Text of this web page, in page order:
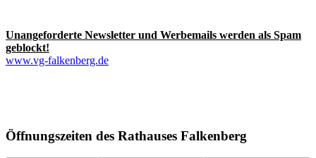
Unangeforderte Newsletter und Werbemails werden als Spam
geblockt!
www.vg-falkenberg.de
Öffnungszeiten des Rathauses Falkenberg